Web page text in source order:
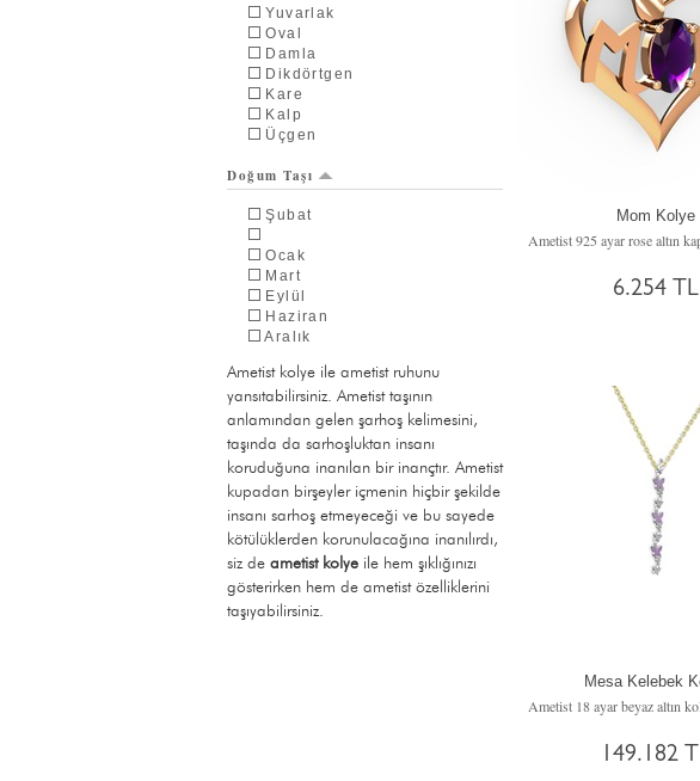
Yuvarlak
Oval
Damla
Dikdörtgen
Kare
Kalp
Üçgen
Doğum Taşı
Şubat
Ocak
Mart
Eylül
Haziran
Aralık
Ağustos
Nisan
Temmuz
Mayıs
Ametist kolye ile ametist ruhunu
yansıtabilirsiniz. Ametist taşının
anlamından gelen şarhoş kelimesini,
taşında da sarhoşluktan insanı
koruduğuna inanılan bir inançtır. Ametist
kupadan birşeyler içmenin hiçbir şekilde
insanı sarhoş etmeyeceği ve bu sayede
kötülüklerden korunulacağına inanılırdı,
siz de ametist kolye ile hem şıklığınızı
gösterirken hem de ametist özelliklerini
taşıyabilirsiniz.
Mom Kolye
6.254 TL
Mesa Kelebek
149.182